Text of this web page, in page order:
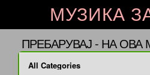
МУЗИКА
ПРЕБАРУВАЈ - НА ОВА